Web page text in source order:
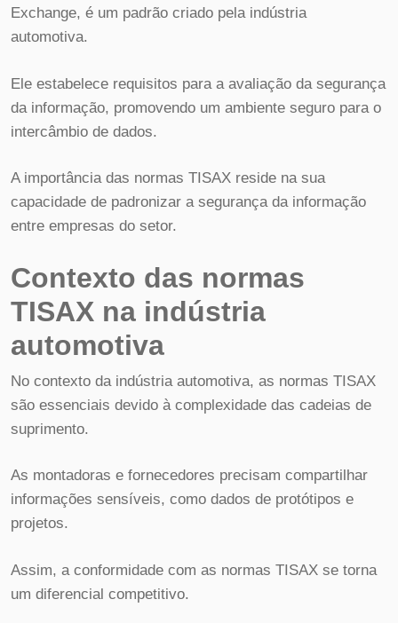
Exchange, é um padrão criado pela indústria
automotiva.
Ele estabelece requisitos para a avaliação da segurança
da informação, promovendo um ambiente seguro para o
intercâmbio de dados.
A importância das normas TISAX reside na sua
capacidade de padronizar a segurança da informação
entre empresas do setor.
Contexto das normas
TISAX na indústria
automotiva
No contexto da indústria automotiva, as normas TISAX
são essenciais devido à complexidade das cadeias de
suprimento.
As montadoras e fornecedores precisam compartilhar
informações sensíveis, como dados de protótipos e
projetos.
Assim, a conformidade com as normas TISAX se torna
um diferencial competitivo.